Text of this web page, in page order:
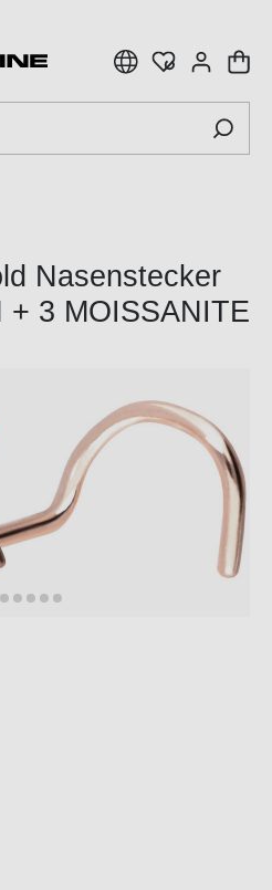
Nasenstecker
+ 3 MOISSANITE